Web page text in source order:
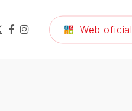
facebook
instagram Web oficial